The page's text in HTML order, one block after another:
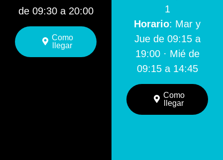
de 09:30 a 20:00
Como
llegar
1
Horario: Mar y
Jue de 09:15 a
19:00 · Mié de
09:15 a 14:45
Como
llegar